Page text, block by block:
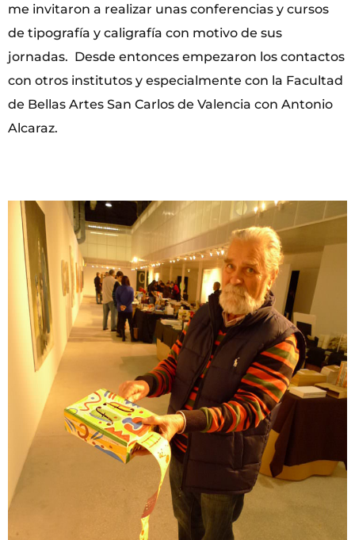
me invitaron a realizar unas conferencias y cursos
de tipografía y caligrafía con motivo de sus
jornadas. Desde entonces empezaron los contactos
con otros institutos y especialmente con la Facultad
de Bellas Artes San Carlos de Valencia con Antonio
Alcaraz.